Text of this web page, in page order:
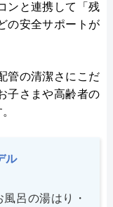
ンと連携して「残
の安全サポートが
管の清潔さにこだ
子さまや高齢者の
ル
呂の湯はり・